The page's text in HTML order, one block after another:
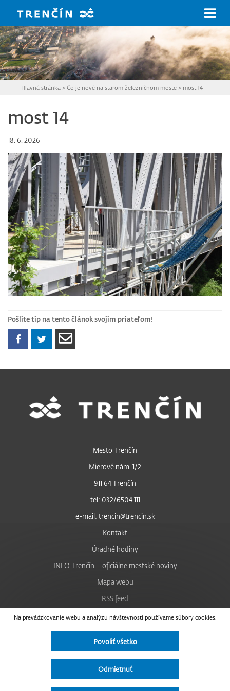
Hlavná stránka >Čo je nové na starom železničnom moste > most 14
most 14
18. 6. 2026
Pošlite tip na tento článok svojim priateľom!
Na prevádzkovanie webu a analýzu návštevnosti používame súbory cookies.
Povoliť všetko
Odmietnuť
Mesto Trenčín
Mierové nám. 1/2
911 64 Trenčín
tel: 032/6504 111
e-mail: trencin@trencin.sk
Kontakt
Úradné hodiny
INFO Trenčín – oficiálne mestské noviny
Mapa webu
RSS feed
Nastavenie cookies
Facebook
Instagram
Vyhlásenie o prístupnosti